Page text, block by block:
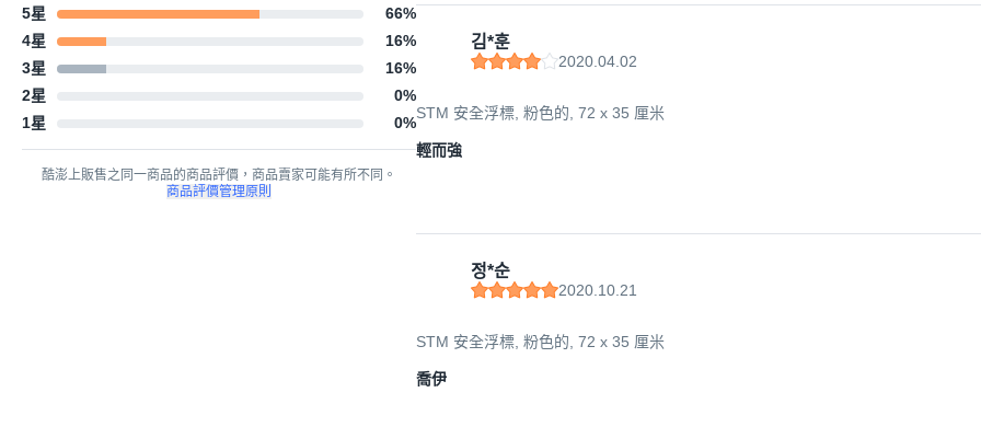
5星 66%
4星
16%
3星
16%
2星
0%
1星
0%
酷澎上販售之同一商品的商品評價，商品賣家可能有所不同。
商品評價管理原則
김*훈
2020.04.02
STM 安全浮標, 粉色的, 72 x 35 厘米
輕而強
정*순
2020.10.21
STM 安全浮標, 粉色的, 72 x 35 厘米
喬伊